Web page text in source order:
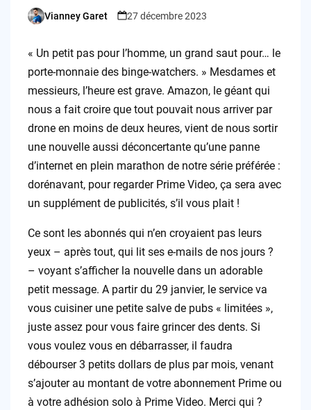
Posted
Vianney Garet 27 décembre 2023
« Un petit pas pour l’homme, un grand saut pour… le
porte-monnaie des binge-watchers. » Mesdames et
messieurs, l’heure est grave. Amazon, le géant qui
nous a fait croire que tout pouvait nous arriver par
drone en moins de deux heures, vient de nous sortir
une nouvelle aussi déconcertante qu’une panne
d’internet en plein marathon de notre série préférée :
dorénavant, pour regarder Prime Video, ça sera avec
un supplément de publicités, s’il vous plait !
Ce sont les abonnés qui n’en croyaient pas leurs
yeux – après tout, qui lit ses e-mails de nos jours ?
– voyant s’afficher la nouvelle dans un adorable
petit message. A partir du 29 janvier, le service va
vous cuisiner une petite salve de pubs « limitées »,
juste assez pour vous faire grincer des dents. Si
vous voulez vous en débarrasser, il faudra
débourser 3 petits dollars de plus par mois, venant
s’ajouter au montant de votre abonnement Prime ou
à votre adhésion solo à Prime Video. Merci qui ?